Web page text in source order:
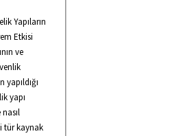
Yapıların
Etkisi
ve
yapı
tür kaynak